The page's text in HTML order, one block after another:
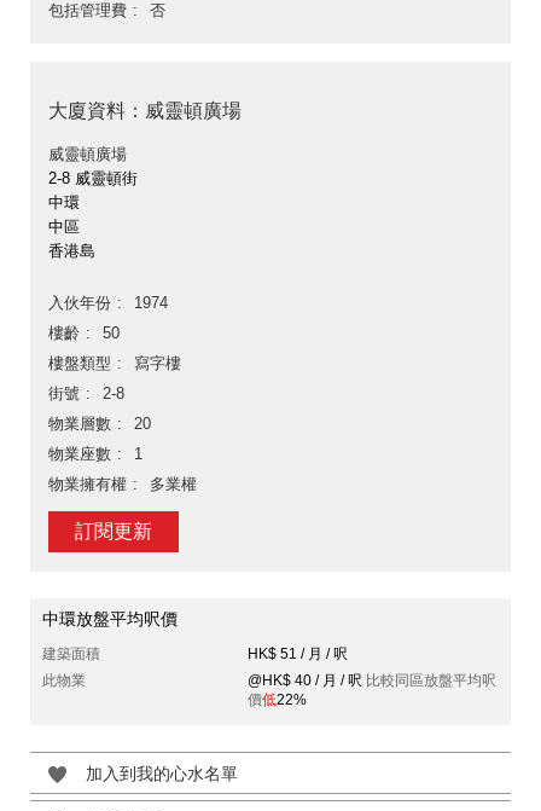
包括管理費
否
大廈資料：威靈頓廣場
威靈頓廣場
2-8 威靈頓街
中環
中區
香港島
入伙年份
1974
樓齡
50
樓盤類型
寫字樓
街號
2-8
物業層數
20
物業座數
1
物業擁有權
多業權
訂閱更新
中環放盤平均呎價
建築面積
HK$ 51 / 月 / 呎
此物業
@HK$ 40 / 月 / 呎 比較同區放盤平均呎
價低22%
加入到我的心水名單